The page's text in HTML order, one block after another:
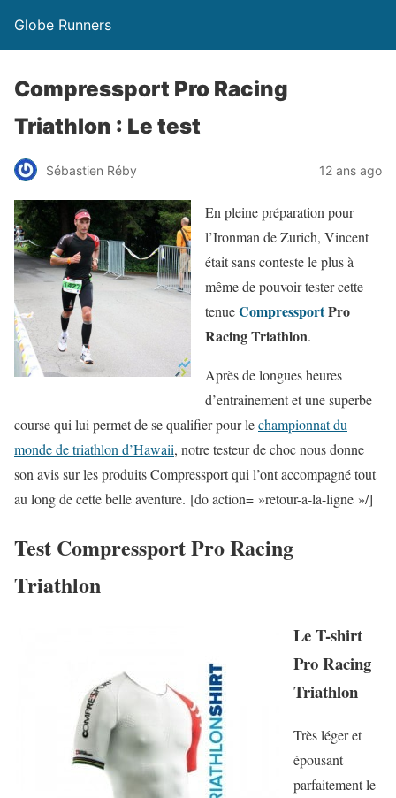
Globe Runners
Compressport Pro Racing
Triathlon : Le test
Sébastien Réby 12 ans ago
En pleine préparation pour
l’Ironman de Zurich, Vincent
était sans conteste le plus à
même de pouvoir tester cette
tenueCompressportPro
Racing Triathlon.
Après de longues heures
d’entrainement et une superbe
course qui lui permet de se qualifier pour lechampionnat du
monde de triathlon d’Hawaii, notre testeur de choc nous donne
son avis sur les produits Compressport qui l’ont accompagné tout
au long de cette belle aventure. [do action= »retour-a-la-ligne »/]
Test Compressport Pro Racing
Triathlon
Le T-shirt
Pro Racing
Triathlon
Très léger et
épousant
parfaitement le